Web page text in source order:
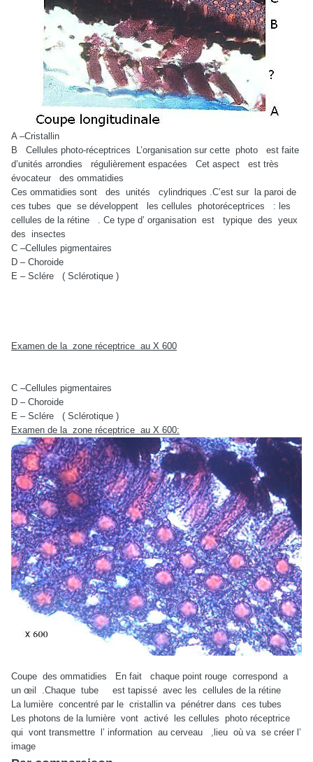
A –Cristallin
B
Cellules photo-réceptrices L’organisation sur cette photo
est faite
d’unités arrondies
régulièrement espacées Cet aspect
est très
évocateur
des ommatidies
Ces ommatidies sont
des unités cylindriques .C’est sur
la paroi de
ces tubes que se développent les cellules photoréceptrices
: les
cellules de la rétine . Ce type d’ organisation est typique des yeux
des insectes
C –Cellules pigmentaires
D – Choroide
E – Sclére
( Sclérotique )
Examen de la zone réceptrice au X 600
C –Cellules pigmentaires
D – Choroide
E – Sclére
( Sclérotique )
Examen de la zone réceptrice au X 600:
Coupe des ommatidies En fait chaque point rouge correspond a
un œil
.Chaque tube est tapissé avec les cellules de la rétine
La lumière concentré par le cristallin va pénétrer dans ces tubes
Les photons de la lumière vont activé les cellules photo réceptrice
qui vont transmettre l’ information au cerveau ,lieu où va se créer l’
image